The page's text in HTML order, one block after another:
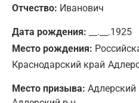
Отчество: Иванович
Дата рождения: __.__.1925
Место рождения:
Краснодарский край
Место призыва: Адлерский